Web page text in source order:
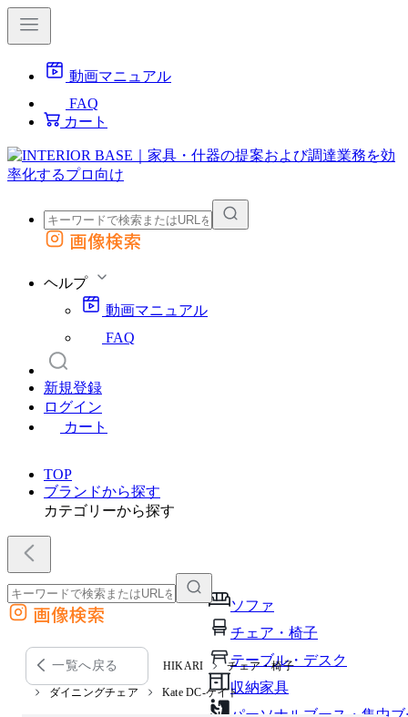
動画マニュアル
FAQ
カート
外部サイトの商品をカートに追加
画像検索
ヘルプ
動画マニュアル
FAQ
新規登録
ログイン
カート
TOP
ブランドから探す
カテゴリーから探す
ソファ
チェア・椅子
テーブル・デスク
収納家具
外部サイトの商品をカートに追加
他のサイトで見つけた商品ページのURLを貼り付けて、カートに追加できます
画像検索
一覧へ戻る HIKARI チェア・椅子
ダイニングチェア Kate DC-ケイト